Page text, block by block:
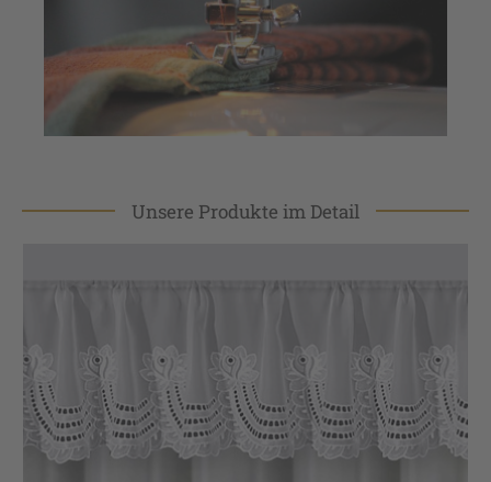
Unsere Produkte im Detail